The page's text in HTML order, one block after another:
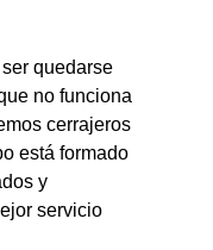
quedarse
no funciona
cerrajeros
está formado
y
servicio